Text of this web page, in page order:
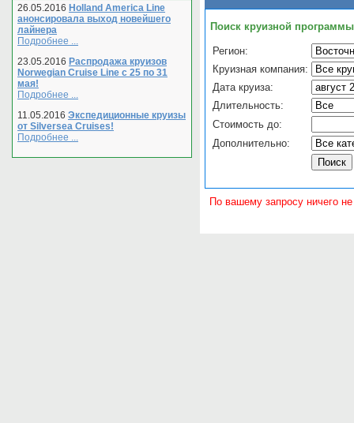
26.05.2016 Holland America Line
анонсировала выход новейшего
лайнера
Подробнее ...
23.05.2016 Распродажа круизов
Norwegian Cruise Line с 25 по 31
мая!
Подробнее ...
11.05.2016 Экспедиционные круизы
от Silversea Cruises!
Подробнее ...
Поиск круизной программы
Регион:
Круизная компания:
Дата круиза:
Длительность:
Стоимость до:
Дополнительно:
По вашему запросу ничего